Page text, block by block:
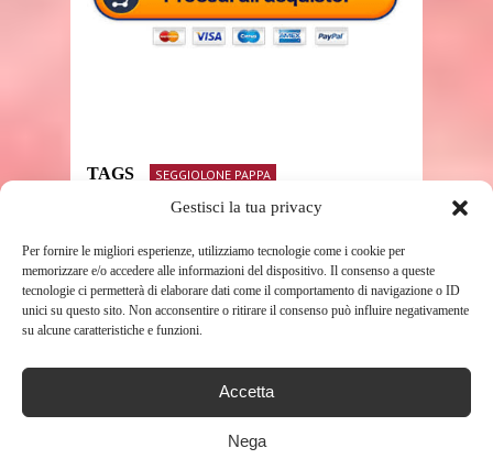
Gestisci la tua privacy
Per fornire le migliori esperienze, utilizziamo tecnologie come i cookie per
memorizzare e/o accedere alle informazioni del dispositivo. Il consenso a queste
tecnologie ci permetterà di elaborare dati come il comportamento di navigazione o ID
unici su questo sito. Non acconsentire o ritirare il consenso può influire negativamente
su alcune caratteristiche e funzioni.
Accetta
Nega
TAGS SEGGIOLONE PAPPA
SHARE THIS POST
RELATED POSTS